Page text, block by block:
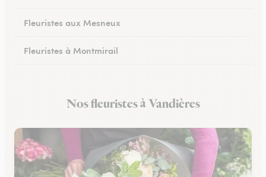
Fleuristes aux Mesneux
Fleuristes à Montmirail
Fleuristes à Vitry-le-François
Nos fleuristes à Vandières